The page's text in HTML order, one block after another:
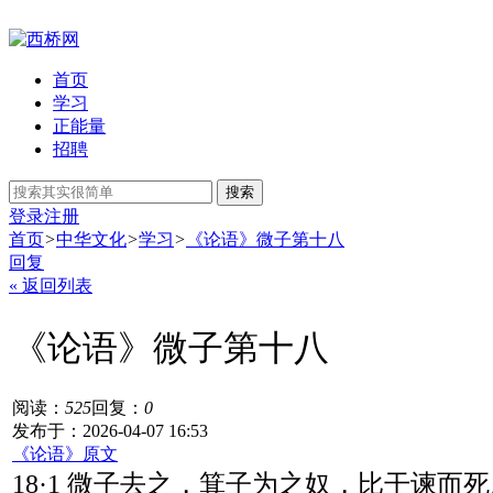
首页
学习
正能量
招聘
搜索
登录注册
首页>中华文化>学习> 《论语》微子第十八
回复
« 返回列表
《论语》微子第十八
阅读： 525回复： 0
发布于：2026-04-07 16:53
《论语》原文
18·1 微子去之，箕子为之奴，比干谏而